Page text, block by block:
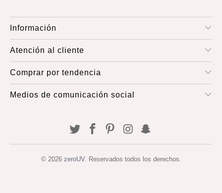
Información
Atención al cliente
Comprar por tendencia
Medios de comunicación social
© 2026 zeroUV. Reservados todos los derechos.